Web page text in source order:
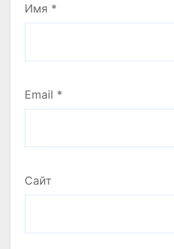
Имя *
Email *
Сайт